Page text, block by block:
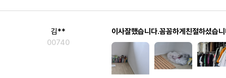
김**
00740
이사잘했습니다.꼼꼼하게친절하셨습